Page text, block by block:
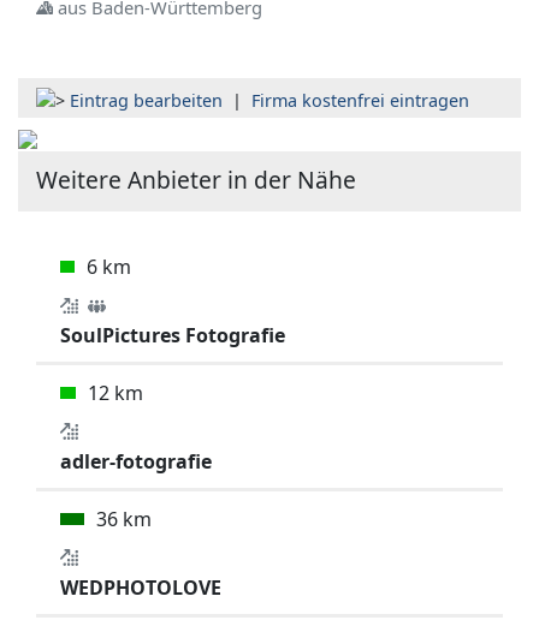
aus Baden-Württemberg
Eintrag bearbeiten | Firma kostenfrei eintragen
Weitere Anbieter in der Nähe
6 km
SoulPictures Fotografie
12 km
adler-fotografie
36 km
WEDPHOTOLOVE